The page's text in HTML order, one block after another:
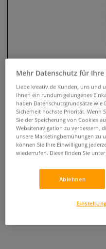
Raphaël® Serie
Winkelpinsel,
Feiner abgewinkelter
innovativer Kunstfaser.
Mehr Datenschutz für
Liebe kreativ.de Kunden, uns und
Ihnen ein rundum gelungenes
haben Datenschutzgrundsätze wie
Sicherheit höchste Priorität. Wenn
Sie der Speicherung von Cookies
Websitenavigation zu verbessern,
unsere Marketingbemühungen zu
können Sie Ihre Einwilligung
wiederrufen. Diese finden Sie unter
Ablehnen